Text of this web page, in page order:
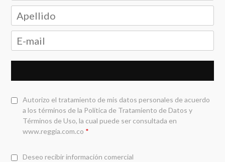
Autorizo el tratamiento de mis datos personales de acuerdo
a los términos de la Política de Tratamiento de Datos y
Términos de Uso, la cual puede ser consultada en
www.reggia.com.co *
Deseo recibir información comercial